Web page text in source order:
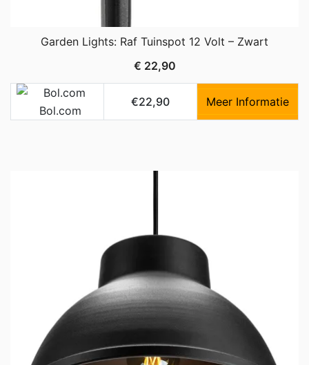
Garden Lights: Raf Tuinspot 12 Volt – Zwart
€ 22,90
Bol.com
€22,90 Meer Informatie